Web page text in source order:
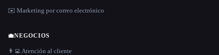
✉️ Marketing por correo electrónico
💼NEGOCIOS
👨‍💻 Atención al cliente